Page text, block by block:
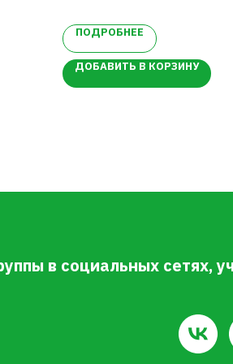
Листья темно-красные, яркие
ПОДРОБНЕЕ
ДОБАВИТЬ В КОРЗИНУ
в социальных сетях,